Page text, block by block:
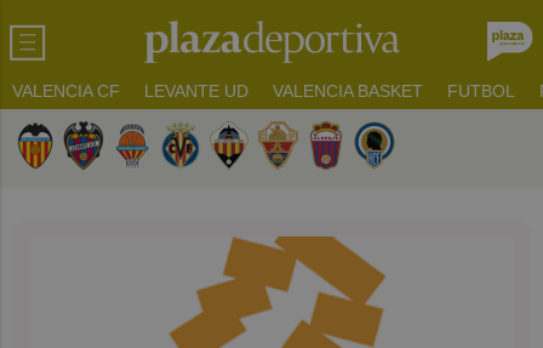
VALENCIA CF LEVANTE UD VALENCIA BASKET FUTBOL